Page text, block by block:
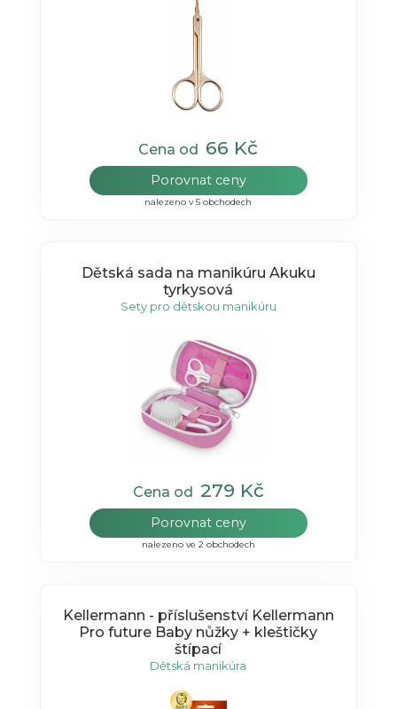
Cena od 66 Kč
Porovnat ceny
nalezeno v 5 obchodech
Dětská sada na manikúru Akuku
tyrkysová
Sety pro dětskou manikúru
Cena od 279 Kč
Porovnat ceny
nalezeno ve 2 obchodech
Kellermann - příslušenství Kellermann
Pro future Baby nůžky + kleštičky
štípací
Dětská manikúra